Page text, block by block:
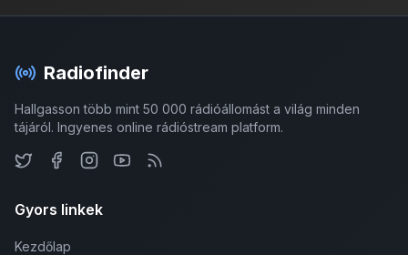
Radiofinder
Hallgasson több mint 50 000 rádióállomást a világ minden
tájáról. Ingyenes online rádióstream platform.
Gyors linkek
Kezdőlap